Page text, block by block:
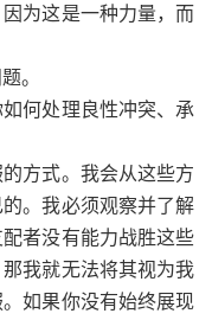
为这是一种力量，而
。
何处理良性冲突、承
方式。我会从这些方
。我必须观察并了解
者没有能力战胜这些
我就无法将其视为我
如果你没有始终展现